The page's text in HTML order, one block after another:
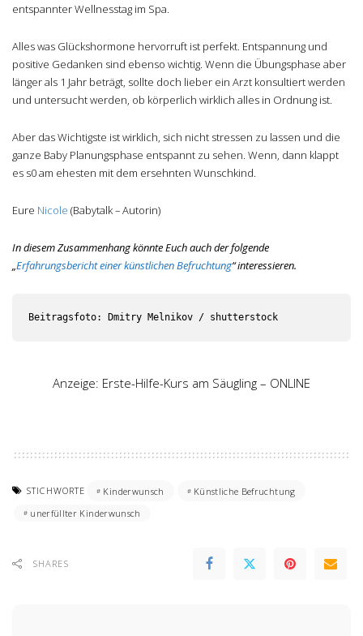
entspannter Wellnesstag im Spa.
Alles was Glückshormone hervorruft ist perfekt. Entspannung und
positive Gedanken sind ebenso wichtig. Wenn die Übungsphase aber
länger als 1 Jahr beträgt, sollte doch lieber ein Arzt konsultiert werden
und untersucht werden, ob körperlich wirklich alles in Ordnung ist.
Aber das Wichtigste ist wirklich, sich nicht stressen zu lassen und die
ganze Baby Planungsphase entspannt zu sehen. Wenn, dann klappt
es s0 am ehesten mit dem ersehnten Wunschkind.
Eure Nicole (Babytalk – Autorin)
In diesem Zusammenhang könnte Euch auch der folgende
„Erfahrungsbericht einer künstlichen Befruchtung“ interessieren.
Anzeige: Erste-Hilfe-Kurs am Säugling – ONLINE
STICHWORTE Kinderwunsch
Künstliche Befruchtung
unerfüllter Kinderwunsch
SHARES